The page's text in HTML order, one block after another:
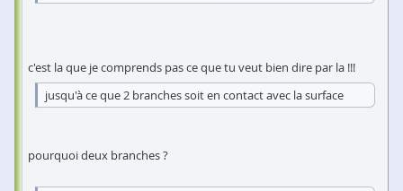
c'est la que je comprends pas ce que tu veut bien dire par la !!!
jusqu'à ce que 2 branches soit en contact avec la surface
pourquoi deux branches ?